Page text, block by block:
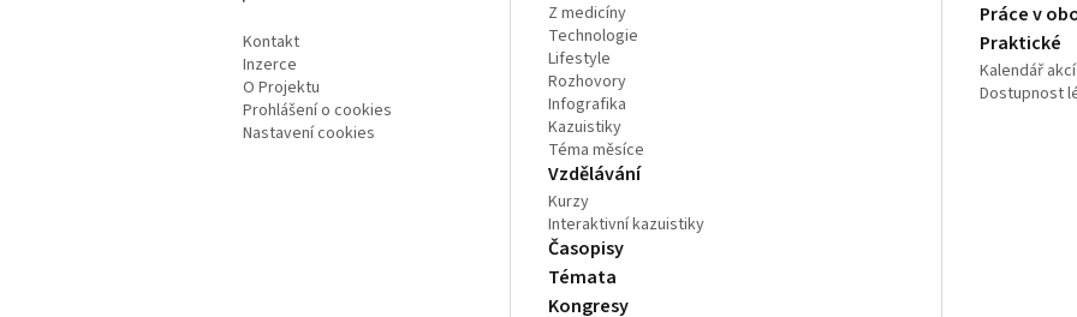
Kontakt
Inzerce
O Projektu
Prohlášení o cookies
Nastavení cookies
Z medicíny
Technologie
Lifestyle
Rozhovory
Infografika
Kazuistiky
Téma měsíce
Vzdělávání
Kurzy
Interaktivní kazuistiky
Časopisy
Témata
Kongresy
Práce v
Praktické
Kalendář akcí
Dostupnost